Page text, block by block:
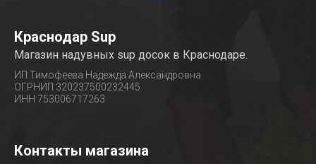
Краснодар Sup
Магазин надувных sup досок в Краснодаре.
ИП Тимофеева Надежда Александровна
ОГРНИП 320237500232445
ИНН 753006717263
Контакты магазина